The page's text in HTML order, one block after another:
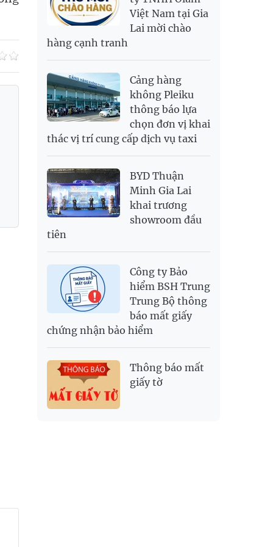
SAR
6,952.32
7,251.54
2,712.86
2,827.89
SGD
19,969.15
USD
26,040 26,070 26,450
Việt Nam tại Gia
Lai mời chào
hàng cạnh tranh
Cảng hàng
không Pleiku
thông báo lựa
chọn đơn vị khai
thác vị trí cung cấp dịch vụ taxi
BYD Thuận
Minh Gia Lai
khai trương
showroom đầu
tiên
Công ty Bảo
hiểm BSH Trung
Trung Bộ thông
báo mất giấy
chứng nhận bảo hiểm
Thông báo mất
giấy tờ